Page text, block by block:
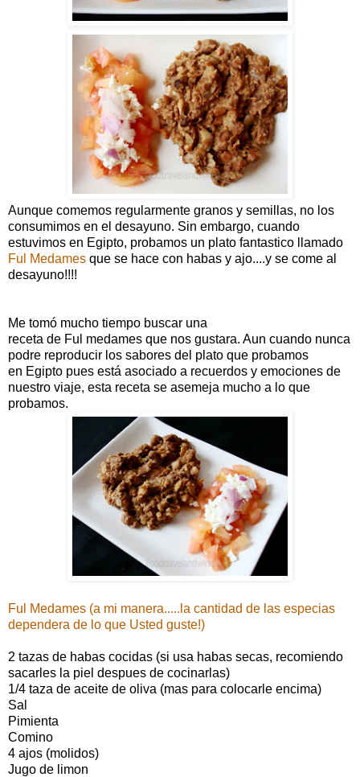
Aunque comemos regularmente granos y semillas, no los
consumimos en el desayuno. Sin embargo, cuando
estuvimos en Egipto, probamos un plato fantastico llamado
Ful Medames que se hace con habas y ajo....y se come al
desayuno!!!!
Me tomó mucho tiempo buscar una
receta de Ful medames que nos gustara. Aun cuando nunca
podre reproducir los sabores del plato que probamos
en Egipto pues está asociado a recuerdos y emociones de
nuestro viaje, esta receta se asemeja mucho a lo que
probamos.
Ful Medames (a mi manera.....la cantidad de las especias
dependera de lo que Usted guste!)
2 tazas de habas cocidas (si usa habas secas, recomiendo
sacarles la piel despues de cocinarlas)
1/4 taza de aceite de oliva (mas para colocarle encima)
Sal
Pimienta
Comino
4 ajos (molidos)
Jugo de limon